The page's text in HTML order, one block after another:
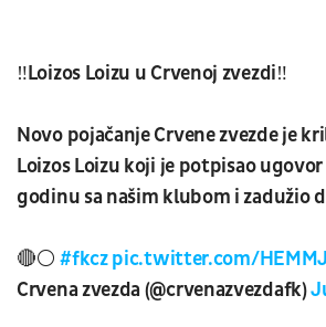
‼️Loizos Loizu u Crvenoj zvezdi‼️
Novo pojačanje Crvene zvezde je
Loizos Loizu koji je potpisao
godinu sa našim klubom i zadužio
🔴⚪️#fkczpic.twitter.com/
Crvena zvezda (@crvenazvezdafk)